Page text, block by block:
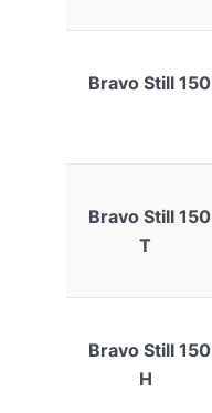
Bravo Still 150
Bravo Still 150
T
Bravo Still 150
H